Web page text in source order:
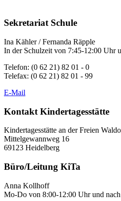
Sekretariat Schule
Ina Kähler / Fernanda Räpple
In der Schulzeit von 7:45-12:00 Uhr
Telefon: (0 62 21) 82 01 - 0
Telefax: (0 62 21) 82 01 - 99
E-Mail
Kontakt Kindertagesstätte
Kindertagesstätte an der Freien
Mittelgewannweg 16
69123 Heidelberg
Büro/Leitung KiTa
Anna Kollhoff
Mo-Do von 8:00-12:00 Uhr und